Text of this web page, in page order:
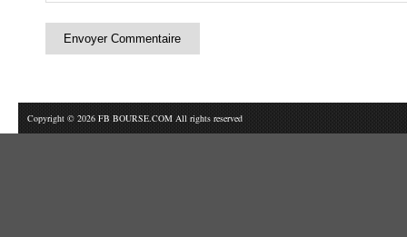
Copyright © 2026 FB BOURSE.COM All rights reserved